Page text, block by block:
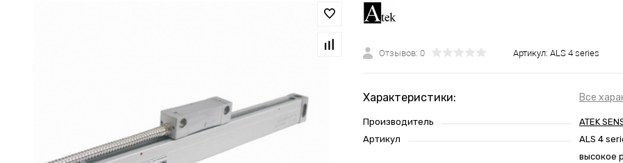
Отзывов: 0 Артикул: ALS 4 series
Характеристики: Все
Производитель
ATEK
Артикул
ALS 4
высокое